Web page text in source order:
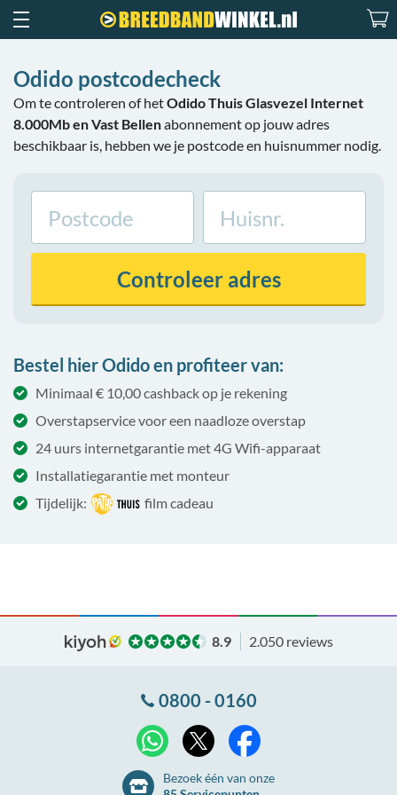
Odido postcodecheck
Om te controleren of hetOdido Thuis Glasvezel Internet
8.000Mb en Vast Bellenabonnement op jouw adres
beschikbaar is, hebben we je postcode en huisnummer nodig.
Controleeradres
Bestel hier Odido en profiteer van:
Minimaal € 10,00 cashback op je rekening
Overstapservice voor een naadloze overstap
24 uurs internetgarantie met 4G Wifi-apparaat
Installatiegarantie met monteur
Tijdelijk:
film cadeau
8.9 2.050 reviews
0800 - 0160
WhatsApp
Bezoek één van onze